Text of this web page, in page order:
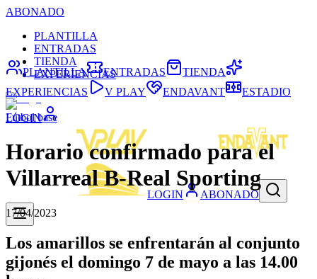
ABONADO
PLANTILLA
ENTRADAS
TIENDA
EXPERIENCIAS
LOGIN
LOGIN ABONADO
PLANTILLA ENTRADAS
TIENDA
EXPERIENCIAS
V PLAY ENDAVANT ESTADIO
Fútbol base
Horario confirmado para el
Villarreal B-Real Sporting
17/04/2023
Los amarillos se enfrentarán al conjunto
gijonés el domingo 7 de mayo a las 14.00